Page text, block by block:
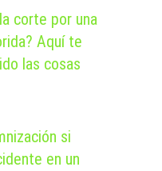
corte por una
Aquí te
las cosas
si
en un